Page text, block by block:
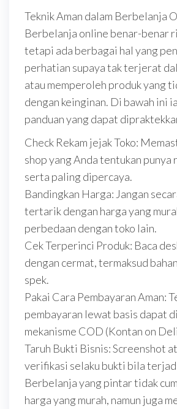
Teknik Aman dalam Berbelanja
Berbelanja online benar-benar
tetapi ada berbagai hal yang
perhatian supaya tak terjerat
atau memperoleh produk yang
dengan keinginan. Di bawah ini
panduan yang dapat
Check Rekam jejak Toko:
shop yang Anda tentukan
serta paling dipercaya.
Bandingkan Harga: Jangan
tertarik dengan harga yang
perbedaan dengan toko lain.
Cek Terperinci Produk: Baca
dengan cermat, termaksud
spek.
Pakai Cara Pembayaran Aman:
pembayaran lewat basis dapat
mekanisme COD (Kontan on
Taruh Bukti Bisnis: Screenshot
verifikasi selaku bukti bila
Berbelanja yang pintar tidak
harga yang murah, namun juga